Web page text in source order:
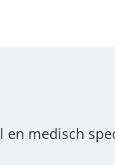
en medisch